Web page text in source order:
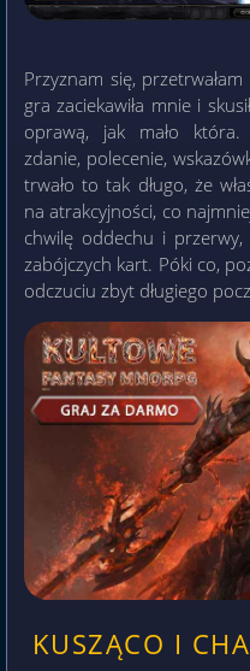
Przyznam się,
gra zaciekawiła mnie i
oprawą, jak mało która.
zdanie, polecenie,
trwało to tak długo, że
na atrakcyjności, co
chwilę oddechu i
zabójczych kart. Póki co,
odczuciu zbyt długiego
KUSZĄCO I